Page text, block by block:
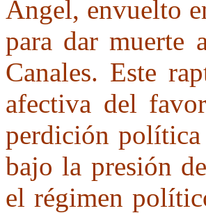
Ángel, envuelto
para dar muerte
Canales. Este
afectiva del
perdición
bajo la presión
el régimen